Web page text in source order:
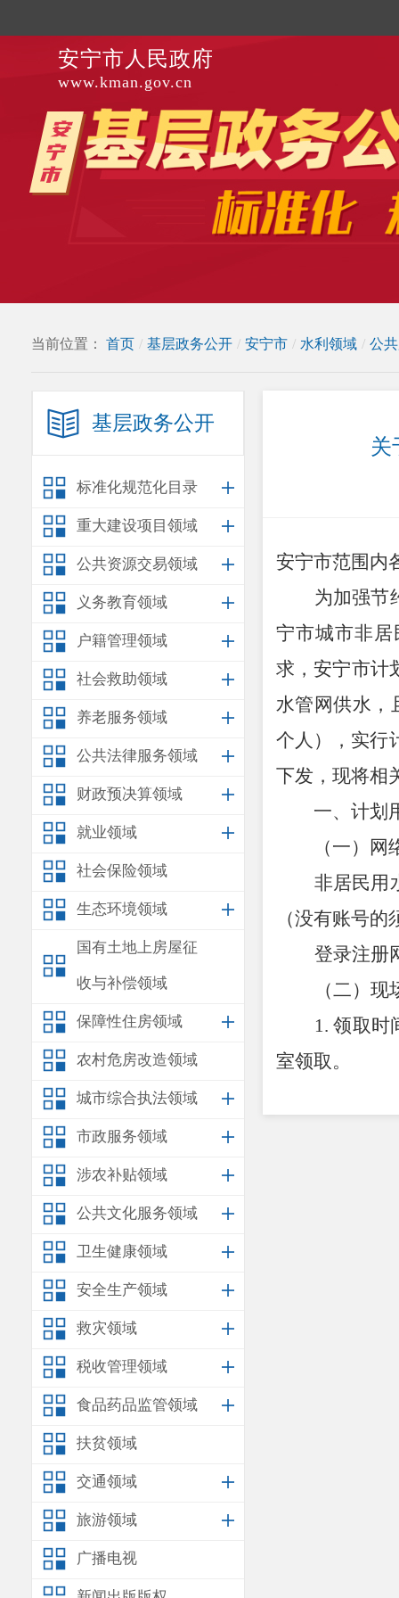
安宁市人民政府
www.kman.gov.cn
当前位置： 首页 / 基层政务公开 / 安宁市 / 水利领域 / 公
基层政务公开
标准化规范化目录
重大建设项目领域
公共资源交易领域
义务教育领域
户籍管理领域
社会救助领域
养老服务领域
公共法律服务领域
财政预决算领域
就业领域
社会保险领域
生态环境领域
国有土地上房屋征
收与补偿领域
保障性住房领域
农村危房改造领域
城市综合执法领域
市政服务领域
涉农补贴领域
公共文化服务领域
卫生健康领域
安全生产领域
救灾领域
税收管理领域
食品药品监管领域
扶贫领域
交通领域
旅游领域
广播电视
关
安宁市范围内
为加强节
宁市城市非
求 ，安宁市计
水管网供水 ，
个人），实行
下发，现将相
一、计划
（一）
非居民用
（没有账号
登录注册
（二）现
1. 领取时
室领取 。